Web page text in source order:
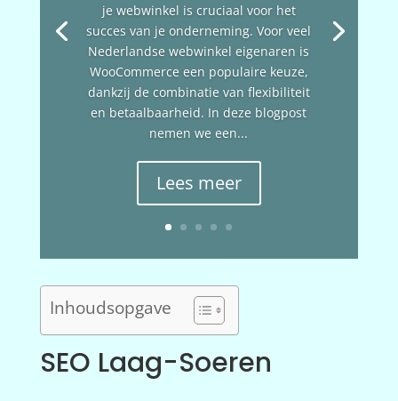
je webwinkel is cruciaal voor het
succes van je onderneming. Voor veel
Nederlandse webwinkel eigenaren is
WooCommerce een populaire keuze,
dankzij de combinatie van flexibiliteit
en betaalbaarheid. In deze blogpost
nemen we een...
Lees meer
Inhoudsopgave
SEO Laag-Soeren